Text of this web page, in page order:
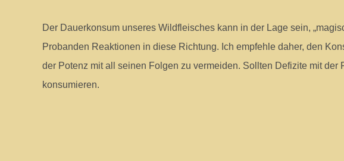
Der Dauerkonsum unseres Wildfleisches kann in der Lage sein,
Probanden Reaktionen in diese Richtung. Ich empfehle daher, den
der Potenz mit all seinen Folgen zu vermeiden. Sollten Defizite mit
konsumieren.